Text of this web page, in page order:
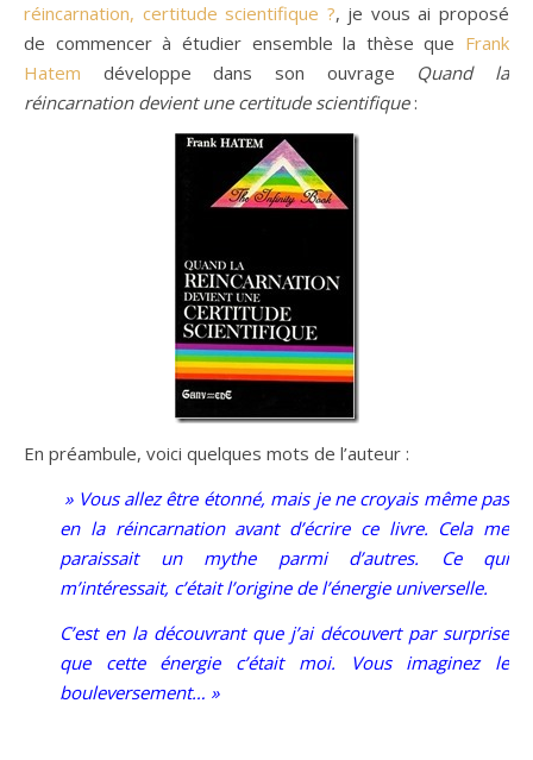
réincarnation, certitude scientifique ?, je vous ai proposé
de commencer à étudier ensemble la thèse que Frank
Hatem développe dans son ouvrage Quand la
réincarnation devient une certitude scientifique:
En préambule, voici quelques mots de l’auteur :
» Vous allez être étonné, mais je ne croyais même pas
en la réincarnation avant d’écrire ce livre. Cela me
paraissait un mythe parmi d’autres. Ce qui
m’intéressait, c’était l’origine de l’énergie universelle.
C’est en la découvrant que j’ai découvert par surprise
que cette énergie c’était moi. Vous imaginez le
bouleversement… »